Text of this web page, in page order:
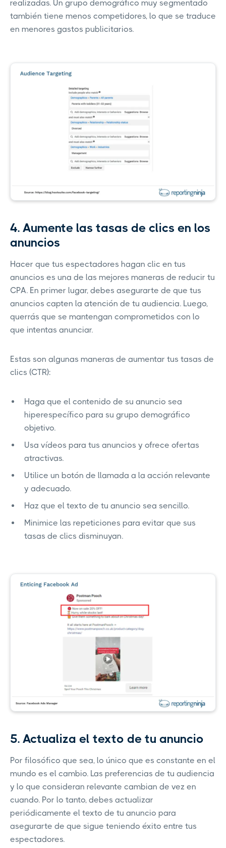
realizadas. Un grupo demográfico muy segmentado
también tiene menos competidores, lo que se traduce
en menores gastos publicitarios.
4. Aumente las tasas de clics en los
anuncios
Hacer que tus espectadores hagan clic en tus
anuncios es una de las mejores maneras de reducir tu
CPA. En primer lugar, debes asegurarte de que tus
anuncios capten la atención de tu audiencia. Luego,
querrás que se mantengan comprometidos con lo
que intentas anunciar.
Estas son algunas maneras de aumentar tus tasas de
clics (CTR):
Haga que el contenido de su anuncio sea
hiperespecífico para su grupo demográfico
objetivo.
Usa vídeos para tus anuncios y ofrece ofertas
atractivas.
Utilice un botón de llamada a la acción relevante
y adecuado.
Haz que el texto de tu anuncio sea sencillo.
Minimice las repeticiones para evitar que sus
tasas de clics disminuyan.
5. Actualiza el texto de tu anuncio
Por filosófico que sea, lo único que es constante en el
mundo es el cambio. Las preferencias de tu audiencia
y lo que consideran relevante cambian de vez en
cuando. Por lo tanto, debes actualizar
periódicamente el texto de tu anuncio para
asegurarte de que sigue teniendo éxito entre tus
espectadores.